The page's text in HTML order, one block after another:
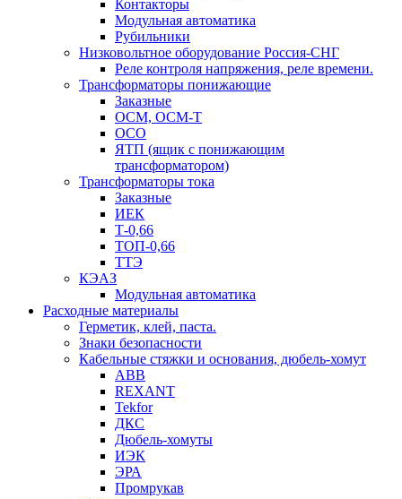
Контакторы
Модульная автоматика
Рубильники
Низковольтное оборудование Россия-СНГ
Реле контроля напряжения, реле времени.
Трансформаторы понижающие
Заказные
ОСМ, ОСМ-Т
ОСО
ЯТП (ящик с понижающим
трансформатором)
Трансформаторы тока
Заказные
ИЕК
Т-0,66
ТОП-0,66
ТТЭ
КЭАЗ
Модульная автоматика
Расходные материалы
Герметик, клей, паста.
Знаки безопасности
Кабельные стяжки и основания, дюбель-хомут
ABB
REXANT
Tekfor
ДКС
Дюбель-хомуты
ИЭК
ЭРА
Промрукав